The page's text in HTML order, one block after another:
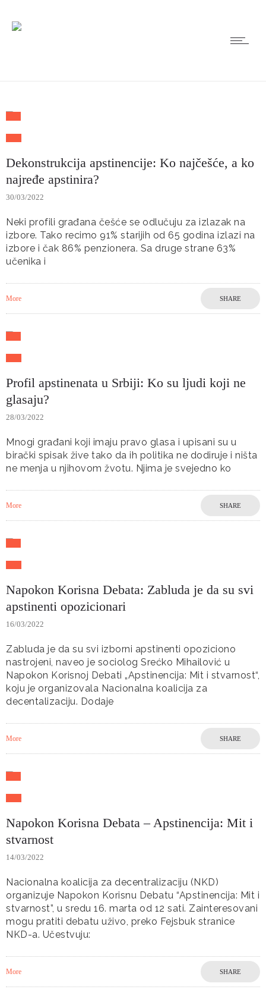
Dekonstrukcija apstinencije: Ko najčešće, a ko
najređe apstinira?
30/03/2022
Neki profili građana češće se odlučuju za izlazak na
izbore. Tako recimo 91% starijih od 65 godina izlazi na
izbore i čak 86% penzionera. Sa druge strane 63%
učenika i
More SHARE
Profil apstinenata u Srbiji: Ko su ljudi koji ne
glasaju?
28/03/2022
Mnogi građani koji imaju pravo glasa i upisani su u
birački spisak žive tako da ih politika ne dodiruje i ništa
ne menja u njihovom žvotu. Njima je svejedno ko
More SHARE
Napokon Korisna Debata: Zabluda je da su svi
apstinenti opozicionari
16/03/2022
Zabluda je da su svi izborni apstinenti opoziciono
nastrojeni, naveo je sociolog Srećko Mihailović u
Napokon Korisnoj Debati „Apstinencija: Mit i stvarnost“,
koju je organizovala Nacionalna koalicija za
decentalizaciju. Dodaje
More SHARE
Napokon Korisna Debata – Apstinencija: Mit i
stvarnost
14/03/2022
Nacionalna koalicija za decentralizaciju (NKD)
organizuje Napokon Korisnu Debatu “Apstinencija: Mit i
stvarnost”, u sredu 16. marta od 12 sati. Zainteresovani
mogu pratiti debatu uživo, preko Fejsbuk stranice
NKD-a. Učestvuju:
More SHARE